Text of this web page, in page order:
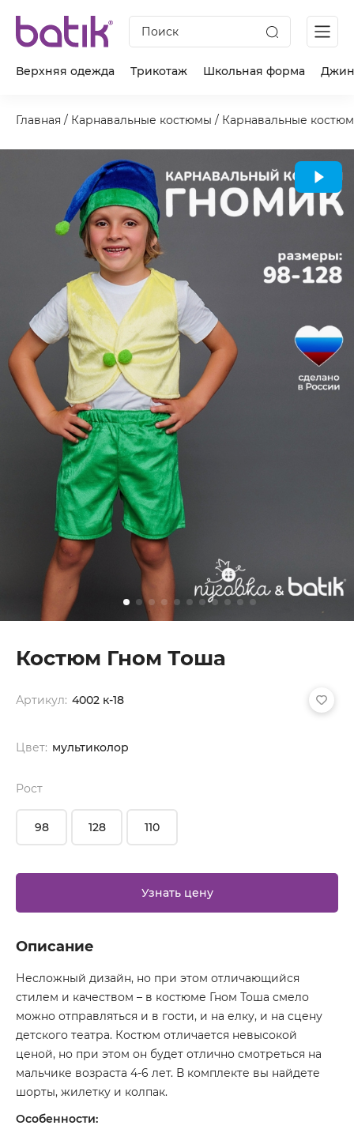
Поиск
Верхняя одежда Трикотаж Школьная форма
Главная / Карнавальные костюмы / Карнавальные
Костюм Гном Тоша
Артикул: 4002 к-18
Цвет: мультиколор
Рост
98 128 110
Узнать цену
Описание
Несложный дизайн, но при этом отличающийся
стилем и качеством – в костюме Гном Тоша смело
можно отправляться и в гости, и на елку, и на сцену
детского театра. Костюм отличается невысокой
ценой, но при этом он будет отлично смотреться на
мальчике возраста 4-6 лет. В комплекте вы найдете
шорты, жилетку и колпак.
Особенности: